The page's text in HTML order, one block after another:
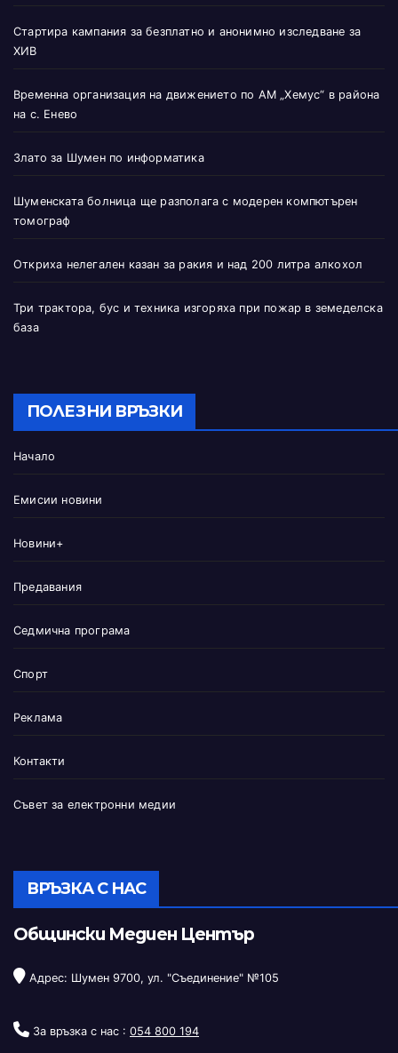
Стартира кампания за безплатно и анонимно изследване за
ХИВ
Временна организация на движението по АМ „Хемус“ в района
на с. Енево
Злато за Шумен по информатика
Шуменската болница ще разполага с модерен компютърен
томограф
Откриха нелегален казан за ракия и над 200 литра алкохол
Три трактора, бус и техника изгоряха при пожар в земеделска
база
ПОЛЕЗНИ ВРЪЗКИ
Начало
Емисии новини
Новини+
Предавания
Седмична програма
Спорт
Реклама
Контакти
Съвет за електронни медии
ВРЪЗКА С НАС
Общински Медиен Център
Адрес: Шумен 9700, ул. "Съединение" №105
За връзка с нас : 054 800 194